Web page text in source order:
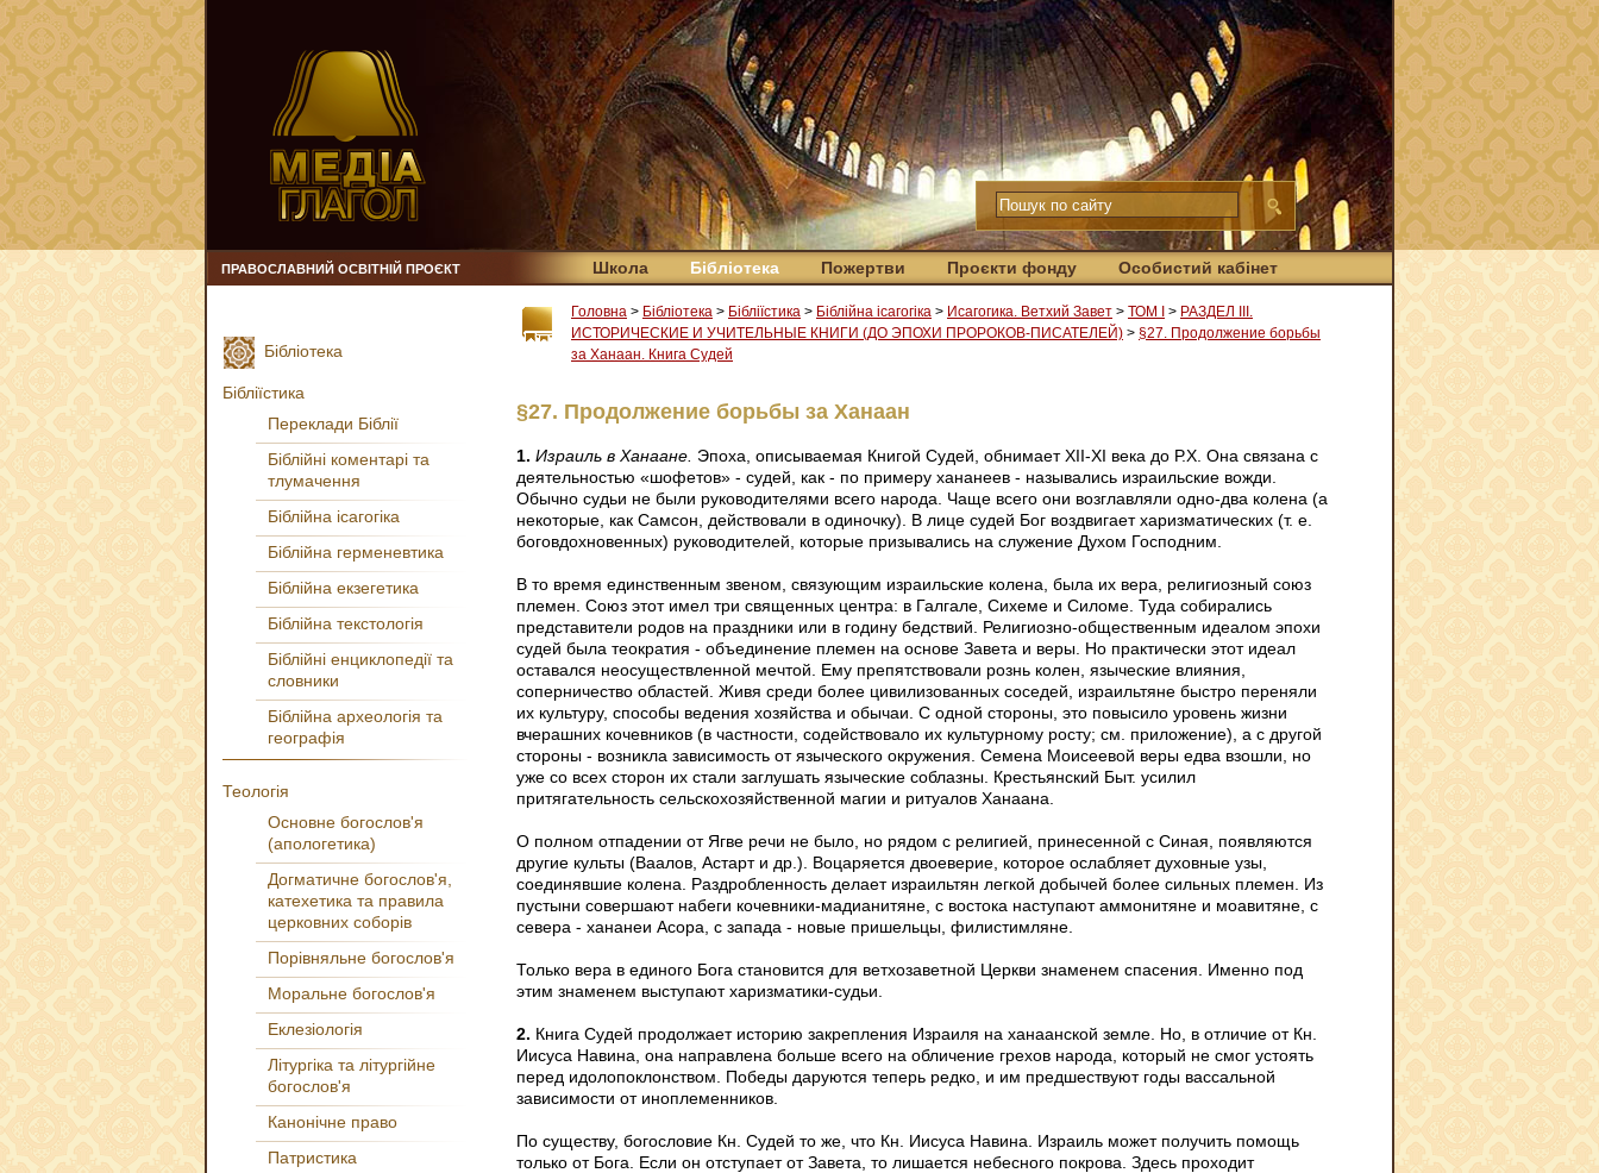
ПРАВОСЛАВНИЙ ОСВІТНІЙ ПРОЄКТ Школа Бібліотека Пожертви Проєкти фонду Особистий кабінет
Головна > Бібліотека > Бібліїстика > Біблійна ісагогіка > Исагогика. Ветхий Завет > ТОМ І > РАЗДЕЛ III.
ИСТОРИЧЕСКИЕ И УЧИТЕЛЬНЫЕ КНИГИ (ДО ЭПОХИ ПРОРОКОВ-ПИСАТЕЛЕЙ) > §27. Продолжение борьбы
за Ханаан. Книга Судей
§27. Продолжение борьбы за Ханаан
1. Израиль в Ханаане. Эпоха, описываемая Книгой Судей, обнимает XII-XI века до Р.Х. Она связана с
деятельностью «шофетов» - судей, как - по примеру хананеев - назывались израильские вожди.
Обычно судьи не были руководителями всего народа. Чаще всего они возглавляли одно-два колена (а
некоторые, как Самсон, действовали в одиночку). В лице судей Бог воздвигает харизматических (т. е.
боговдохновенных) руководителей, которые призывались на служение Духом Господним.
В то время единственным звеном, связующим израильские колена, была их вера, религиозный союз
племен. Союз этот имел три священных центра: в Галгале, Сихеме и Силоме. Туда собирались
представители родов на праздники или в годину бедствий. Религиозно-общественным идеалом эпохи
судей была теократия - объединение племен на основе Завета и веры. Но практически этот идеал
оставался неосуществленной мечтой. Ему препятствовали рознь колен, языческие влияния,
соперничество областей. Живя среди более цивилизованных соседей, израильтяне быстро переняли
их культуру, способы ведения хозяйства и обычаи. С одной стороны, это повысило уровень жизни
вчерашних кочевников (в частности, содействовало их культурному росту; см. приложение), а с другой
стороны - возникла зависимость от языческого окружения. Семена Моисеевой веры едва взошли, но
уже со всех сторон их стали заглушать языческие соблазны. Крестьянский Быт. усилил
притягательность сельскохозяйственной магии и ритуалов Ханаана.
О полном отпадении от Ягве речи не было, но рядом с религией, принесенной с Синая, появляются
другие культы (Ваалов, Астарт и др.). Воцаряется двоеверие, которое ослабляет духовные узы,
соединявшие колена. Раздробленность делает израильтян легкой добычей более сильных племен. Из
пустыни совершают набеги кочевники-мадианитяне, с востока наступают аммонитяне и моавитяне, с
севера - хананеи Асора, с запада - новые пришельцы, филистимляне.
Только вера в единого Бога становится для ветхозаветной Церкви знаменем спасения. Именно под
этим знаменем выступают харизматики-судьи.
2. Книга Судей продолжает историю закрепления Израиля на ханаанской земле. Но, в отличие от Кн.
Иисуса Навина, она направлена больше всего на обличение грехов народа, который не смог устоять
перед идолопоклонством. Победы даруются теперь редко, и им предшествуют годы вассальной
зависимости от иноплеменников.
По существу, богословие Кн. Судей то же, что Кн. Иисуса Навина. Израиль может получить помощь
только от Бога. Если он отступает от Завета, то лишается небесного покрова. Здесь проходит
Бібліотека
Бібліїстика
Переклади Біблії
Біблійні коментарі та
тлумачення
Біблійна ісагогіка
Біблійна герменевтика
Біблійна екзегетика
Біблійна текстологія
Біблійні енциклопедії та
словники
Біблійна археологія та
географія
Теологія
Основне богослов'я
(апологетика)
Догматичне богослов'я,
катехетика та правила
церковних соборів
Порівняльне богослов'я
Моральне богослов'я
Еклезіологія
Літургіка та літургійне
богослов'я
Канонічне право
Патристика